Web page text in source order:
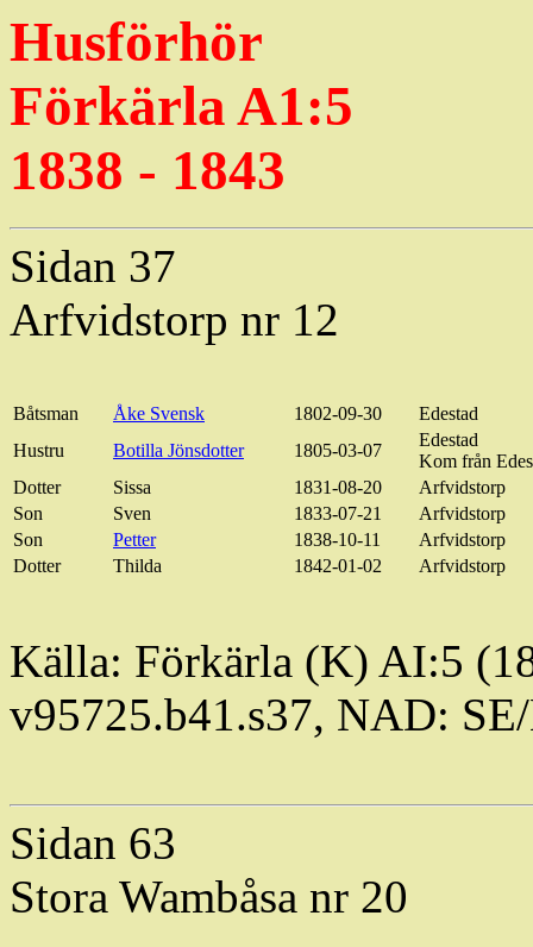
Husförhör
FörkärlaA1:5
1838 - 1843
Sidan 37
Arfvidstorp nr 12
Båtsman Åke Svensk 1802-09-30
Edestad
Hustru
Botilla Jönsdotter 1805-03-07
Edestad
Kom från
Dotter
Sissa 1831-08-20
Arfvidstorp
Son
Sven 1833-07-21
Arfvidstorp
Son
Petter 1838-10-11 Arfvidstorp
Dotter
Thilda 1842-01-02 Arfvidstorp
Källa: Förkärla (K) AI:5
v95725.b41.s37, NAD:
Sidan 63
Stora Wambåsa nr 20